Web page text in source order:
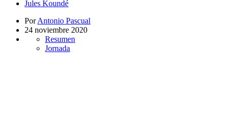
Jules Koundé
PorAntonio Pascual
24 noviembre 2020
Resumen
Jornada